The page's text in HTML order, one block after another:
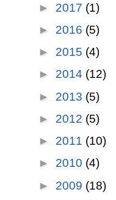
► 2017 (1)
► 2016 (5)
► 2015 (4)
► 2014 (12)
► 2013 (5)
► 2012 (5)
► 2011 (10)
► 2010 (4)
► 2009 (18)